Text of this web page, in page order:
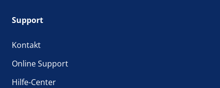
Support
Kontakt
Online Support
Hilfe-Center